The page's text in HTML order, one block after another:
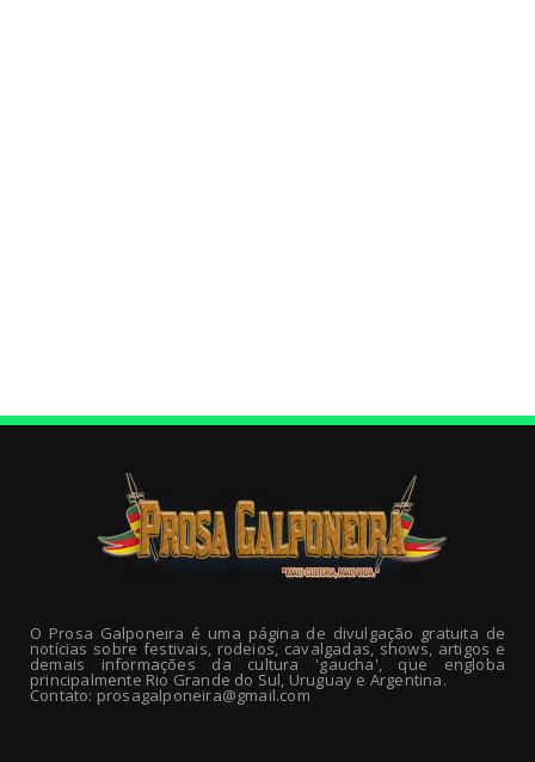
O Prosa Galponeira é uma página de divulgação gratuita de
notícias sobre festivais, rodeios, cavalgadas, shows, artigos e
demais informações da cultura 'gaucha', que engloba
principalmente Rio Grande do Sul, Uruguay e Argentina.
Contato: prosagalponeira@gmail.com